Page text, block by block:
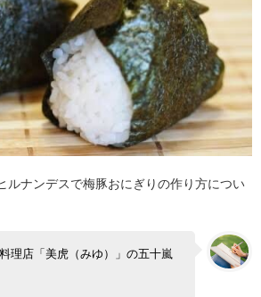
ルナンデスで梅豚おにぎりの作り方につい
理店「美虎（みゆ）」の五十嵐